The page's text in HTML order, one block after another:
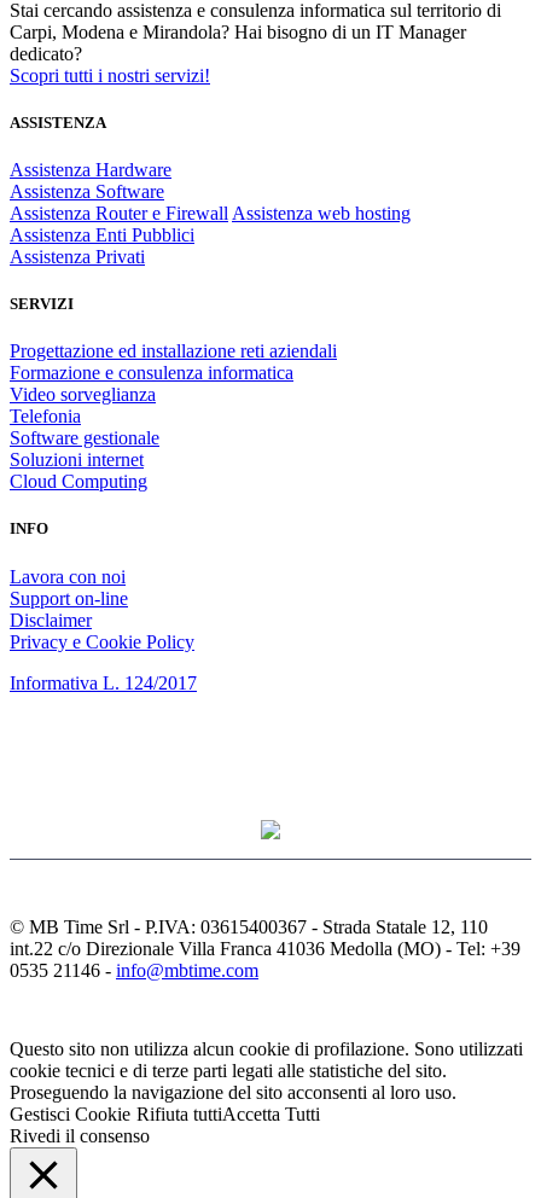
Stai cercando assistenza e consulenza informatica sul territorio di
Carpi, Modena e Mirandola? Hai bisogno di un IT Manager
dedicato?
Scopri tutti i nostri servizi!
ASSISTENZA
Assistenza Hardware
Assistenza Software
Assistenza Router e Firewall Assistenza web hosting
Assistenza Enti Pubblici
Assistenza Privati
SERVIZI
Progettazione ed installazione reti aziendali
Formazione e consulenza informatica
Video sorveglianza
Telefonia
Software gestionale
Soluzioni internet
Cloud Computing
INFO
Lavora con noi
Support on-line
Disclaimer
Privacy e Cookie Policy
Informativa L. 124/2017
© MB Time Srl - P.IVA: 03615400367 - Strada Statale 12, 110
int.22 c/o Direzionale Villa Franca 41036 Medolla (MO) - Tel: +39
0535 21146 - info@mbtime.com
Questo sito non utilizza alcun cookie di profilazione. Sono utilizzati
cookie tecnici e di terze parti legati alle statistiche del sito.
Proseguendo la navigazione del sito acconsenti al loro uso.
Gestisci Cookie Rifiuta tuttiAccetta Tutti
Rivedi il consenso